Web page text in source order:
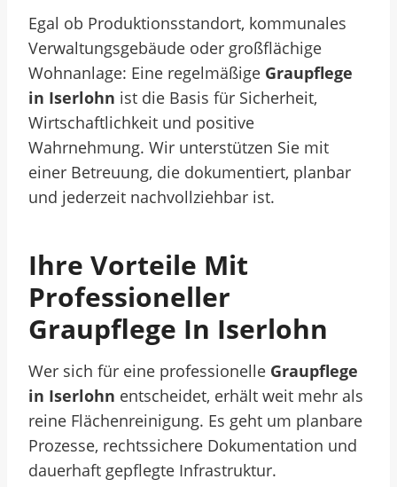
Egal ob Produktionsstandort, kommunales
Verwaltungsgebäude oder großflächige
Wohnanlage: Eine regelmäßige Graupflege
in Iserlohn ist die Basis für Sicherheit,
Wirtschaftlichkeit und positive
Wahrnehmung. Wir unterstützen Sie mit
einer Betreuung, die dokumentiert, planbar
und jederzeit nachvollziehbar ist.
Ihre Vorteile Mit
Professioneller
Graupflege In Iserlohn
Wer sich für eine professionelle Graupflege
in Iserlohn entscheidet, erhält weit mehr als
reine Flächenreinigung. Es geht um planbare
Prozesse, rechtssichere Dokumentation und
dauerhaft gepflegte Infrastruktur.